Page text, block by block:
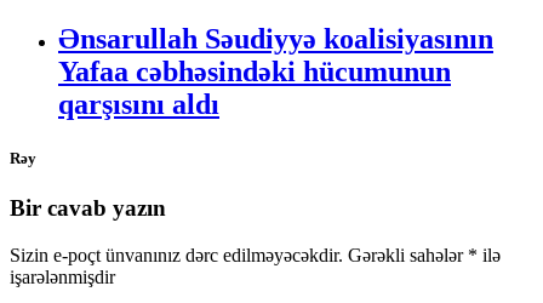
Ənsarullah Səudiyyə koalisiyasının
Yafaa cəbhəsindəki hücumunun
qarşısını aldı
Rəy
Bir cavab yazın
Sizin e-poçt ünvanınız dərc edilməyəcəkdir. Gərəkli sahələr * ilə
işarələnmişdir